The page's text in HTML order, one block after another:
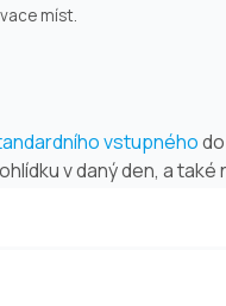
míst.
vstupného
v daný den, a